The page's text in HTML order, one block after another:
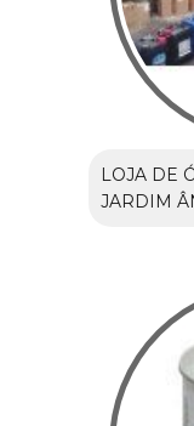
LOJA DE
JARDIM